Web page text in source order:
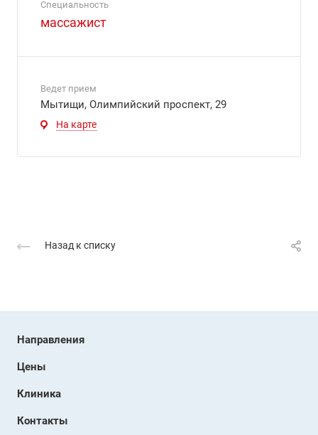
Специальность
массажист
Ведет прием
Мытищи, Олимпийский проспект, 29
На карте
Назад к списку
Направления
Цены
Клиника
Контакты